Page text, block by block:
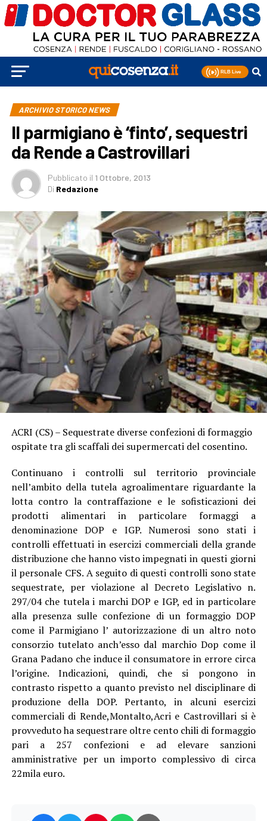
ARCHIVIO STORICO NEWS
Il parmigiano è ‘finto’, sequestri
da Rende a Castrovillari
Pubblicato il 1 Ottobre, 2013
Di Redazione
ACRI (CS) – Sequestrate diverse confezioni di formaggio
ospitate tra gli scaffali dei supermercati del cosentino.
Continuano i controlli sul territorio provinciale
nell’ambito della tutela agroalimentare riguardante la
lotta contro la contraffazione e le sofisticazioni dei
prodotti alimentari in particolare formaggi a
denominazione DOP e IGP. Numerosi sono stati i
controlli effettuati in esercizi commerciali della grande
distribuzione che hanno visto impegnati in questi giorni
il personale CFS. A seguito di questi controlli sono state
sequestrate, per violazione al Decreto Legislativo n.
297/04 che tutela i marchi DOP e IGP, ed in particolare
alla presenza sulle confezione di un formaggio DOP
come il Parmigiano l’ autorizzazione di un altro noto
consorzio tutelato anch’esso dal marchio Dop come il
Grana Padano che induce il consumatore in errore circa
l’origine. Indicazioni, quindi, che si pongono in
contrasto rispetto a quanto previsto nel disciplinare di
produzione della DOP. Pertanto, in alcuni esercizi
commerciali di Rende,Montalto,Acri e Castrovillari si è
provveduto ha sequestrare oltre cento chili di formaggio
pari a 257 confezioni e ad elevare sanzioni
amministrative per un importo complessivo di circa
22mila euro.